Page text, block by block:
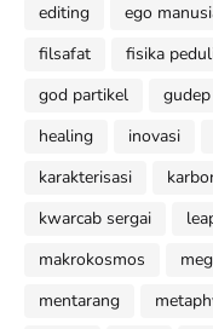
editing
ego
filsafat
fisika
god partikel
healing
inovasi
karakterisasi
kwarcab sergai
makrokosmos
mentarang